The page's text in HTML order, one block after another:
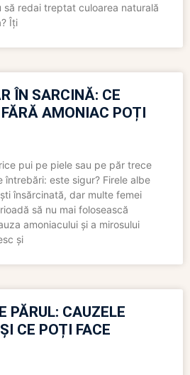
să redai treptat culoarea naturală
Îți
ÎN SARCINĂ: CE
AMONIAC POȚI
pui pe piele sau pe păr trece
întrebări: este sigur? Firele albe
însărcinată, dar multe femei
să nu mai folosească
amoniacului și a mirosului
și
PĂRUL: CAUZELE
CE POȚI FACE